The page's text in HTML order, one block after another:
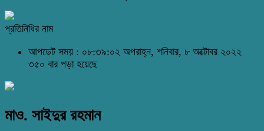
প্রতিনিধির নাম
আপডেট সময় : ০৮:৩৯:০২ অপরাহ্ন, শনিবার, ৮ অক্টোবর ২০২২
৩৫০ বার পড়া হয়েছে
মাও. সাইদুর রহমান